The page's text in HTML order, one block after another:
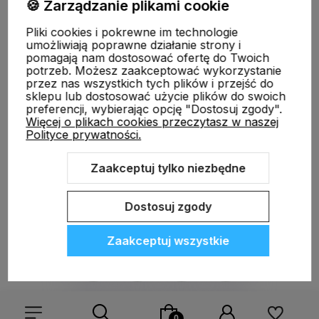
Moje konto
Płatności i dostawa
Informacje
Sklep internetowy Shoper.pl Szablon Shoper Modern 3.0™
GrowCommerce
🍪 Zarządzanie plikami cookie
Pliki cookies i pokrewne im technologie
umożliwiają poprawne działanie strony i
pomagają nam dostosować ofertę do Twoich
potrzeb. Możesz zaakceptować wykorzystanie
przez nas wszystkich tych plików i przejść do
sklepu lub dostosować użycie plików do swoich
preferencji, wybierając opcję "Dostosuj zgody".
Więcej o plikach cookies przeczytasz w naszej
Polityce prywatności.
Zaakceptuj tylko niezbędne
Dostosuj zgody
Zaakceptuj wszystkie